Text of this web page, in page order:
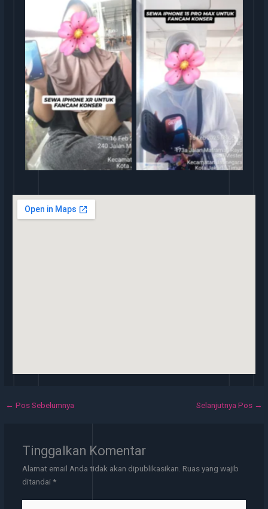
rental iphone jakarta rental iphone
← Pos Sebelumnya Selanjutnya Pos →
Tinggalkan Komentar
Alamat email Anda tidak akan dipublikasikan. Ruas yang wajib
ditandai *